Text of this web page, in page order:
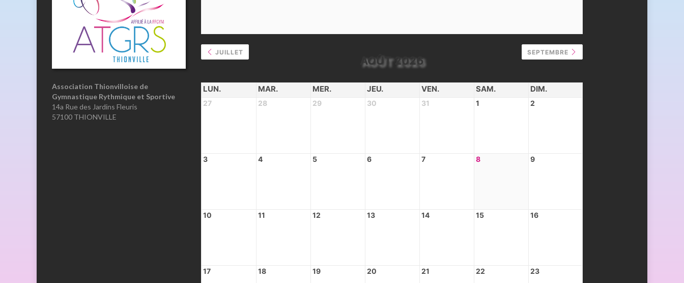
Association Thionvilloise de
Gymnastique Rythmique et Sportive
14a Rue des Jardins Fleuris
57100 THIONVILLE
JUILLET
AOÛT 2026
SEPTEMBRE
LUN. MAR. MER. JEU. VEN. SAM. DIM.
27 28 29 30 31 1 2
3 4 5 6 7 8 9
10 11 12 13 14 15 16
17 18 19 20 21 22 23